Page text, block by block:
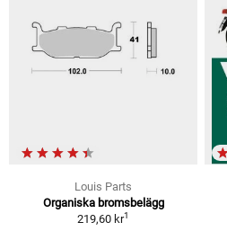
Louis Parts
Organiska bromsbelägg
219,60 kr1